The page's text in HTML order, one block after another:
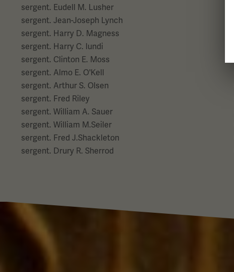
sergent. Eudell M. Lusher
sergent. Jean-Joseph Lynch
sergent. Harry D. Magness
sergent. Harry C. lundi
sergent. Clinton E. Moss
sergent. Almo E. O'Kell
sergent. Arthur S. Olsen
sergent. Fred Riley
sergent. William A. Sauer
sergent. William M.Seiler
sergent. Fred J.Shackleton
sergent. Drury R. Sherrod